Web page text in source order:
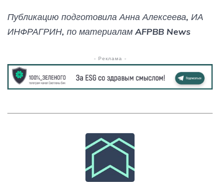
Публикацию подготовила Анна Алексеева, ИА
ИНФРАГРИН, по материалам AFPBB News
- Реклама -